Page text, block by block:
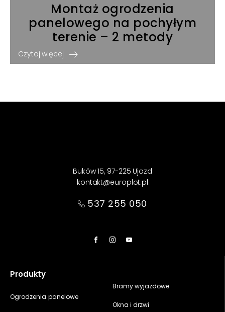
Montaż ogrodzenia
panelowego na pochyłym
terenie – 2 metody
Czytaj więcej
Buków 15, 97-225 Ujazd
kontakt@europlot.pl
537 255 050
Produkty
Ogrodzenia panelowe
Bramy wyjazdowe
Okna i drzwi